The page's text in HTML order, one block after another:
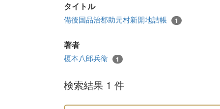
タイトル
備後国品治郡助元村新開地詰帳 1
著者
榎本八郎兵衛 1
検索結果 1 件